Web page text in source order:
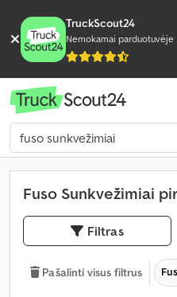
TruckScout24
Nemokamai parduotuvėje
Fuso Sunkvežimiai
Filtras
Pašalinti visus filtrus